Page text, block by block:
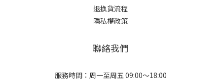
退換貨流程
隱私權政策
聯絡我們
服務時間：周一至周五 09:00～18:00